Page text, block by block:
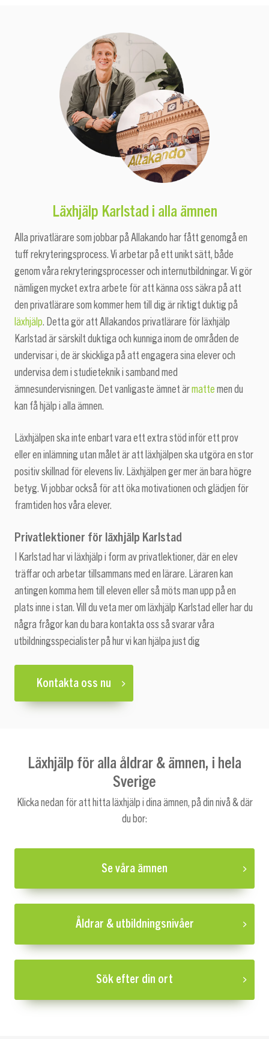
Läxhjälp Karlstad i alla ämnen
Alla privatlärare som jobbar på Allakando har fått genomgå en
tuff rekryteringsprocess. Vi arbetar på ett unikt sätt, både
genom våra rekryteringsprocesser och internutbildningar. Vi gör
nämligen mycket extra arbete för att känna oss säkra på att
den privatlärare som kommer hem till dig är riktigt duktig på
läxhjälp. Detta gör att Allakandos privatlärare för läxhjälp
Karlstad är särskilt duktiga och kunniga inom de områden de
undervisar i, de är skickliga på att engagera sina elever och
undervisa dem i studieteknik i samband med
ämnesundervisningen. Det vanligaste ämnet ärmatte men du
kan få hjälp i alla ämnen.
Läxhjälpen ska inte enbart vara ett extra stöd inför ett prov
eller en inlämning utan målet är att läxhjälpen ska utgöra en stor
positiv skillnad för elevens liv. Läxhjälpen ger mer än bara högre
betyg. Vi jobbar också för att öka motivationen och glädjen för
framtiden hos våra elever.
Privatlektioner för läxhjälp Karlstad
I Karlstad har vi läxhjälp i form av privatlektioner, där en elev
träffar och arbetar tillsammans med en lärare. Läraren kan
antingen komma hem till eleven eller så möts man upp på en
plats inne i stan. Vill du veta mer om läxhjälp Karlstad eller har du
några frågor kan du bara kontakta oss så svarar våra
utbildningsspecialister på hur vi kan hjälpa just dig
Kontakta oss nu
Läxhjälp för alla åldrar & ämnen, i hela
Sverige
Klicka nedan för att hitta läxhjälp i dina ämnen, på din nivå & där
du bor:
Se våra ämnen
Åldrar & utbildningsnivåer
Sök efter din ort